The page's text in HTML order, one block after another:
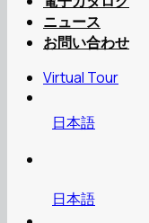
ニュース
お問い合わせ
Virtual Tour
日本語
日本語